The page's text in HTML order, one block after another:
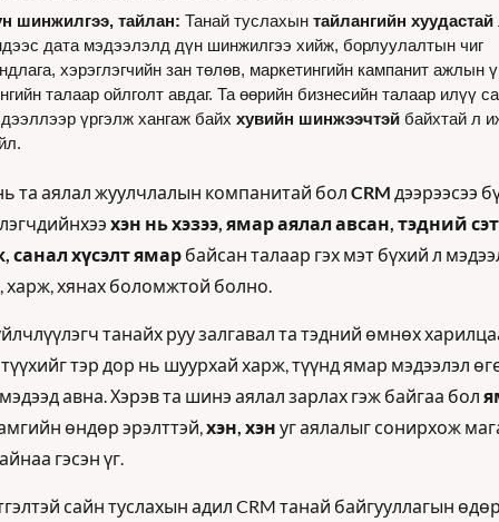
шинжилгээ, тайлан: Танай туслахын тайлангийн хуудастай
дата мэдээлэлд дүн шинжилгээ хийж, борлуулалтын чиг
хэрэглэгчийн зан төлөв, маркетингийн кампанит ажлын
талаар ойлголт авдаг. Та өөрийн бизнесийн талаар илүү
үргэлж хангаж байх хувийн шинжээчтэй байхтай л
та аялал жуулчлалын компанитай бол CRM дээрээсээ
хэн нь хэзээ, ямар аялал авсан, тэдний
санал хүсэлт ямар байсан талаар гэх мэт бүхий л
харж, хянах боломжтой болно.
танайх руу залгавал та тэдний өмнөх
тэр дор нь шуурхай харж, түүнд ямар мэдээлэл
авна. Хэрэв та шинэ аялал зарлах гэж байгаа бол
өндөр эрэлттэй, хэн, хэн уг аялалыг сонирхож
гэсэн үг.
сайн туслахын адил CRM танай байгууллагын